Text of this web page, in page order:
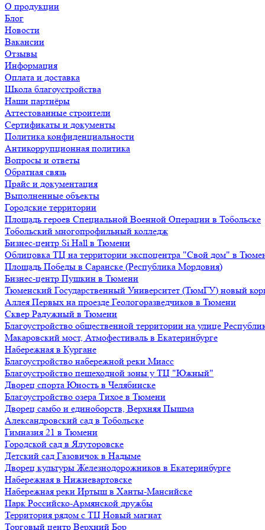
О продукции
Блог
Новости
Вакансии
Отзывы
Информация
Оплата и доставка
Школа благоустройства
Наши партнёры
Аттестованные строители
Сертификаты и документы
Политика конфиденциальности
Антикоррупционная политика
Вопросы и ответы
Обратная связь
Прайс и документация
Выполненные объекты
Городские территории
Площадь героев Специальной Военной Операции в Тобольске
Тобольский многопрофильный колледж
Бизнес-центр Si Hall в Тюмени
Облицовка ТЦ на территории экспоцентра "Свой дом" в
Площадь Победы в Саранске (Республика Мордовия)
Бизнес-центр Пушкин в Тюмени
Тюменский Государственный Университет (ТюмГУ) новый
Аллея Первых на проезде Геологоразведчиков в Тюмени
Сквер Радужный в Тюмени
Благоустройство общественной территории на улице
Макаровский мост, Атмофестиваль в Екатеринбурге
Набережная в Кургане
Благоустройство набережной реки Миасс
Благоустройство пешеходной зоны у ТЦ "Южный"
Дворец спорта Юность в Челябинске
Благоустройство озера Тихое в Тюмени
Дворец самбо и единоборств, Верхняя Пышма
Александровский сад в Тобольске
Гимназия 21 в Тюмени
Городской сад в Ялуторовске
Детский сад Газовичок в Надыме
Дворец культуры Железнодорожников в Екатеринбурге
Набережная в Нижневартовске
Набережная реки Иртыш в Ханты-Мансийске
Парк Российско-Армянской дружбы
Территория рядом с ТЦ Новый магнат
Торговый центр Верхний Бор